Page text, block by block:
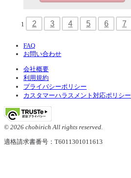
1 2 3 4 5 6 7
FAQ
お問い合わせ
会社概要
利用規約
プライバシーポリシー
カスタマーハラスメント対応ポリシー
© 2026 chobirich All rights reserved.
適格請求書番号：T6011301011613